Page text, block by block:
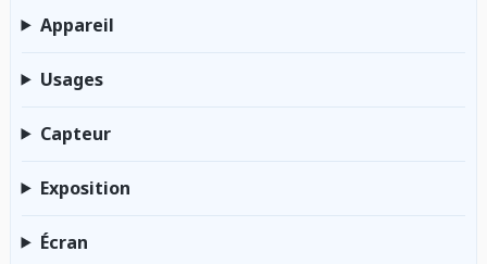
Appareil
Usages
Capteur
Exposition
Écran